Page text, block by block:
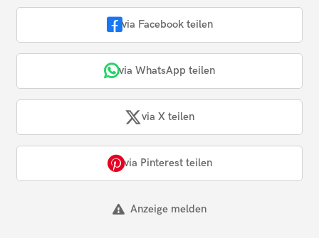
via Facebook teilen
via WhatsApp teilen
via X teilen
via Pinterest teilen
Anzeige melden